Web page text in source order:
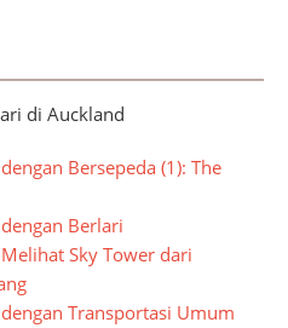
di Auckland
Bersepeda (1): The
Berlari
Sky Tower dari
Transportasi Umum